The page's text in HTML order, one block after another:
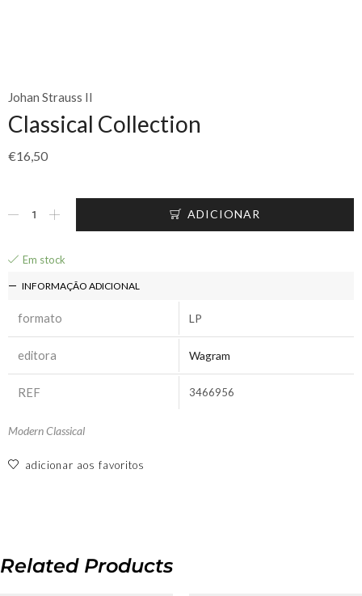
Johan Strauss II
Classical Collection
€16,50
ADICIONAR
Em stock
INFORMAÇÃO ADICIONAL
formato LP
editora Wagram
REF 3466956
Modern Classical
adicionar aos favoritos
Related Products